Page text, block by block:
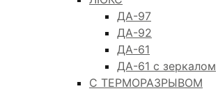
ДА-97
ДА-92
ДА-61
ДА-61 с зеркалом
С ТЕРМОРАЗРЫВОМ